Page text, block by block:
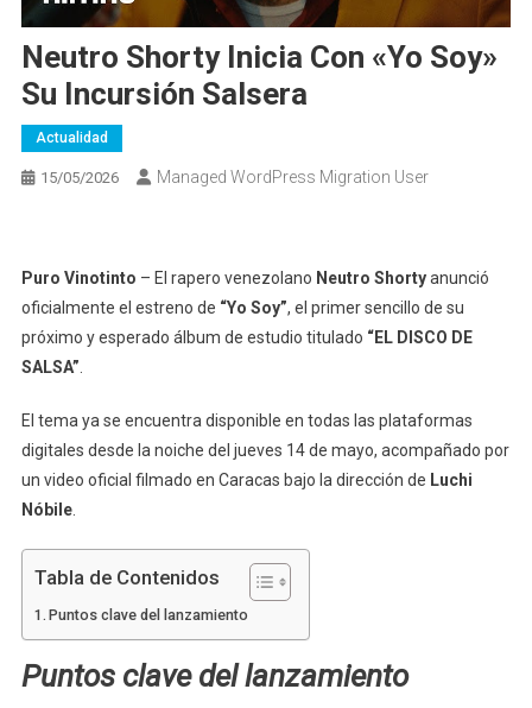
Neutro Shorty Inicia Con «Yo Soy»
Su Incursión Salsera
Actualidad
15/05/2026 Managed WordPress Migration User
Puro Vinotinto – El rapero venezolano Neutro Shortyanunció
oficialmente el estreno de “Yo Soy”, el primer sencillo de su
próximo y esperado álbum de estudio titulado “EL DISCO DE
SALSA”.
El tema ya se encuentra disponible en todas las plataformas
digitales desde la noiche del jueves 14 de mayo, acompañado por
un video oficial filmado en Caracas bajo la dirección de Luchi
Nóbile.
Tabla de Contenidos
Puntos clave del lanzamiento
Puntos clave del lanzamiento